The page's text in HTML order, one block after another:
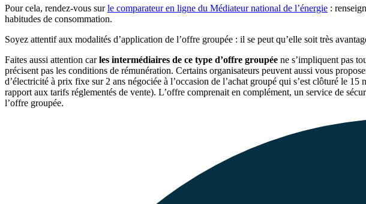
Pour cela, rendez-vous surle comparateur en ligne du Médiateur national de l’énergie :
habitudes de consommation.
Soyez attentif aux modalités d’application de l’offre groupée : il se peut qu’elle soit très
Faites aussi attention carles intermédiaires de ce type d’offre groupée ne s’impliquent pas
précisent pas les conditions de rémunération. Certains organisateurs peuvent aussi vous
d’électricité à prix fixe sur 2 ans négociée à l’occasion de l’achat groupé qui s’est clôturé le
rapport aux tarifs réglementés de vente). L’offre comprenait en complément, un service de
l’offre groupée.